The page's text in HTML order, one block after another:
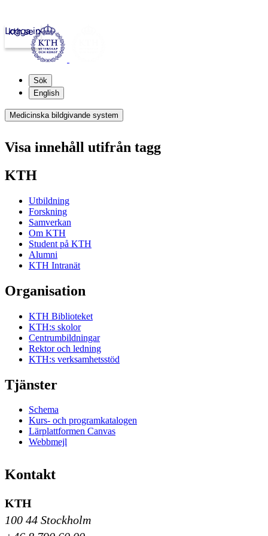
kth.se
Logga in
Sök
English
Medicinska bildgivande system
Visa innehåll utifrån tagg
KTH
Utbildning
Forskning
Samverkan
Om KTH
Student på KTH
Alumni
KTH Intranät
Organisation
KTH Biblioteket
KTH:s skolor
Centrumbildningar
Rektor och ledning
KTH:s verksamhetsstöd
Tjänster
Schema
Kurs- och programkatalogen
Lärplattformen Canvas
Webbmejl
Kontakt
KTH
100 44 Stockholm